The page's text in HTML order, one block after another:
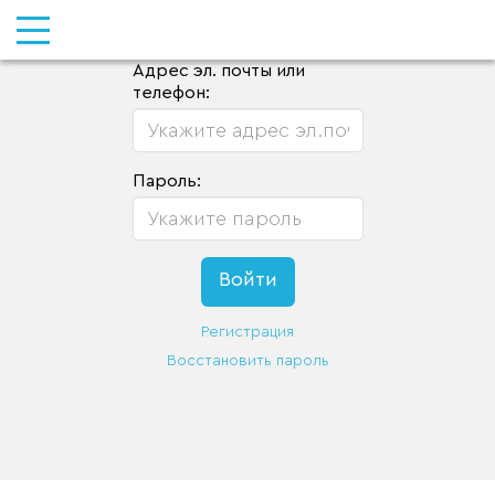
Адрес эл. почты или
телефон:
Пароль:
Регистрация
Восстановить пароль